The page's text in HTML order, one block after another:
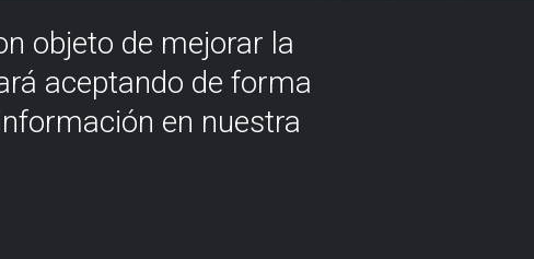
objeto de mejorar la
aceptando de forma
en nuestra